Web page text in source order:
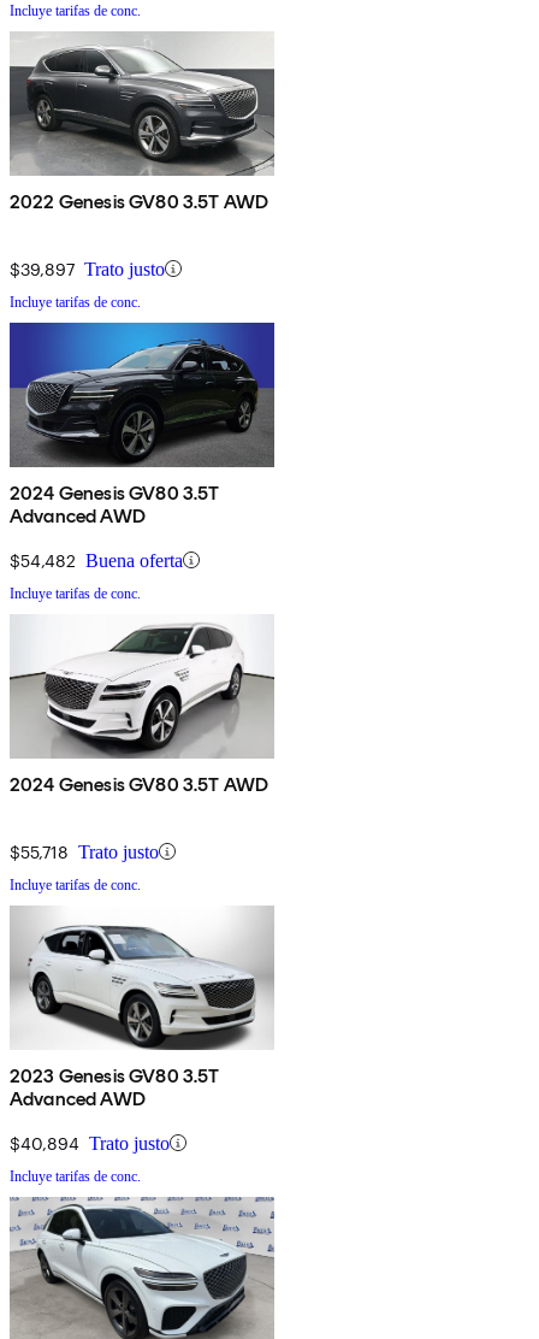
Incluye tarifas de conc.
2022 Genesis GV80 3.5T AWD
$39,897 Trato justo
Incluye tarifas de conc.
2024 Genesis GV80 3.5T
Advanced AWD
$54,482 Buena oferta
Incluye tarifas de conc.
2024 Genesis GV80 3.5T AWD
$55,718 Trato justo
Incluye tarifas de conc.
2023 Genesis GV80 3.5T
Advanced AWD
$40,894 Trato justo
Incluye tarifas de conc.